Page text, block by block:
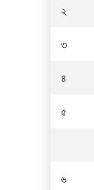
২
৩
৪
৫
৬